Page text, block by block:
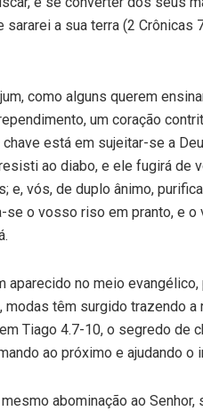
a sua terra (2 Crôni­cas
como alguns que­rem
um coração
está em sujeitar-se a
ao diabo, e ele fugirá de
e, vós, de duplo âni­mo,
se o vosso riso em pranto, e
no meio evangélico,
têm surgido trazen­do a
Tiago 4.7-10, o segredo de
ao próximo e ajudando o
abominação ao